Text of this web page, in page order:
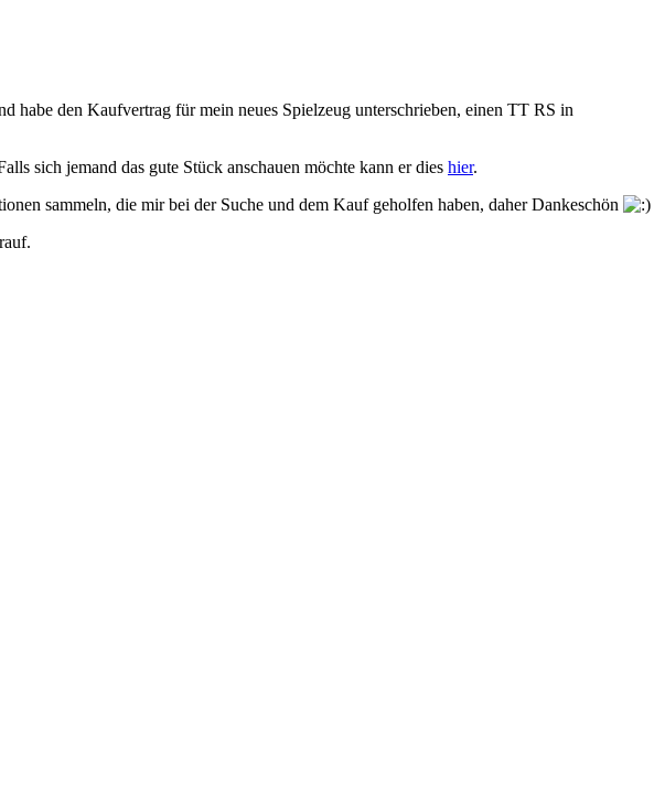
habe den Kaufvertrag für mein neues Spielzeug unterschrieben, einen TT RS in
sich jemand das gute Stück anschauen möchte kann er dies hier.
sammeln, die mir bei der Suche und dem Kauf geholfen haben, daher Dankeschön